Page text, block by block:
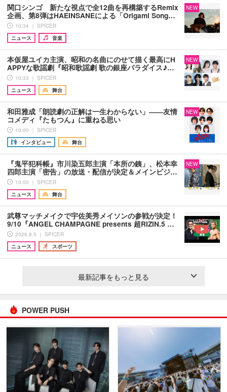
関口シンゴ 新たな視点で全12曲を再構築するRemix
企画、第8弾はHAEINSANEによる「Origami Song…
10:34 ｜ SPICER
ニュース
音楽
NEW
本仮屋ユイカ主演、昭和の名曲にのせて描く最高にH
APPYな歌謡劇『昭和歌謡劇 歌の銀座パラダイス♪…
10:33 ｜ SPICER
ニュース
舞台
NEW
和田雅成「朗読劇の正解は一生わからない」――友情
コメディ『たもつん』に重ねる思い
10:00 ｜ SPICER
インタビュー
舞台
NEW
『鬼平犯科帳』市川染五郎主演「本所の銕」、松本幸
四郎主演「密告」の放送・配信が決定＆メインビジ…
10:00 ｜ SPICER
ニュース
舞台
NEW
武尊マッチメイクで宇佐美秀メイソンの参戦が決定！
9/10『ANGEL CHAMPAGNE presents 超RIZIN.5 …
2026.8.5 ｜ SPICER
ニュース
スポーツ
最新記事をもっと見る
POWER PUSH